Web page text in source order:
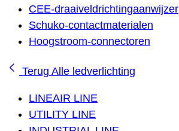
CEE-draaiveldrichtingaanwijzer
Schuko-contactmaterialen
Hoogstroom-connectoren
Terug Alle ledverlichting
LINEAIR LINE
UTILITY LINE